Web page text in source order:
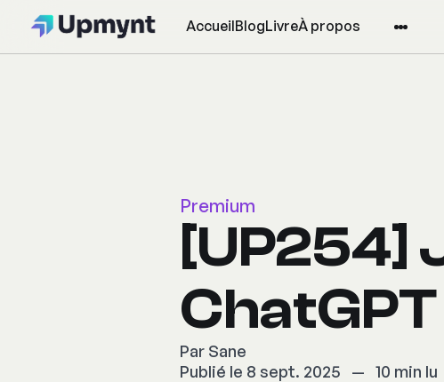
AccueilBlogLivreÀ propos
Premium
[UP254]
ChatGPT
Par Sane
Publié le 8 sept. 2025
— 10 min lu